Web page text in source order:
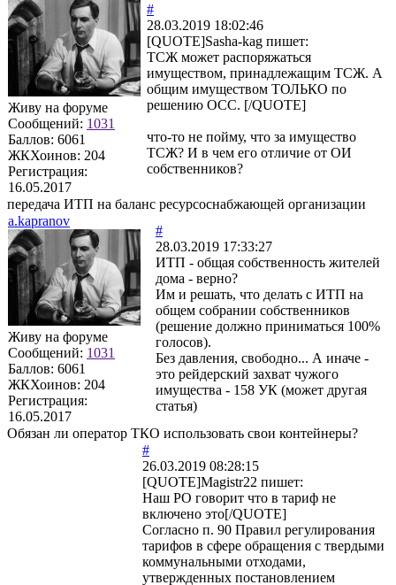
Живу на форуме
Сообщений: 1031
Баллов: 6061
ЖКХоинов: 204
Регистрация:
16.05.2017
#
28.03.2019 18:02:46
[QUOTE]Sasha-kag пишет:
ТСЖ может распоряжаться
имуществом, принадлежащим ТСЖ. А
общим имуществом ТОЛЬКО по
решению ОСС. [/QUOTE]
что-то не пойму, что за имущество
ТСЖ? И в чем его отличие от ОИ
собственников?
передача ИТП на баланс ресурсоснабжающей организации
a.kapranov
Живу на форуме
Сообщений: 1031
Баллов: 6061
ЖКХоинов: 204
Регистрация:
16.05.2017
#
28.03.2019 17:33:27
ИТП - общая собственность жителей
дома - верно?
Им и решать, что делать с ИТП на
общем собрании собственников
(решение должно приниматься 100%
голосов).
Без давления, свободно... А иначе -
это рейдерский захват чужого
имущества - 158 УК (может другая
статья)
Обязан ли оператор ТКО использовать свои контейнеры?
#
26.03.2019 08:28:15
[QUOTE]Magistr22 пишет:
Наш РО говорит что в тариф не
включено это[/QUOTE]
Согласно п. 90 Правил регулирования
тарифов в сфере обращения с твердыми
коммунальными отходами,
утвержденных постановлением